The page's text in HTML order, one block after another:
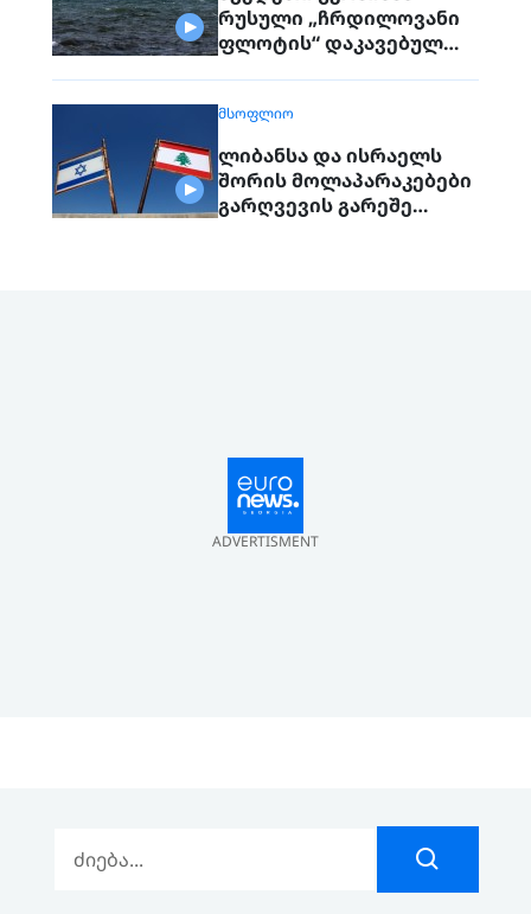
რუსული „ჩრდილოვანი
ფლოტის“ დაკავებულ
ᲛᲡᲝᲤᲚᲘᲝ
ლიბანსა და ისრაელს
შორის მოლაპარაკებები
გარღვევის გარეშე
ADVERTISMENT